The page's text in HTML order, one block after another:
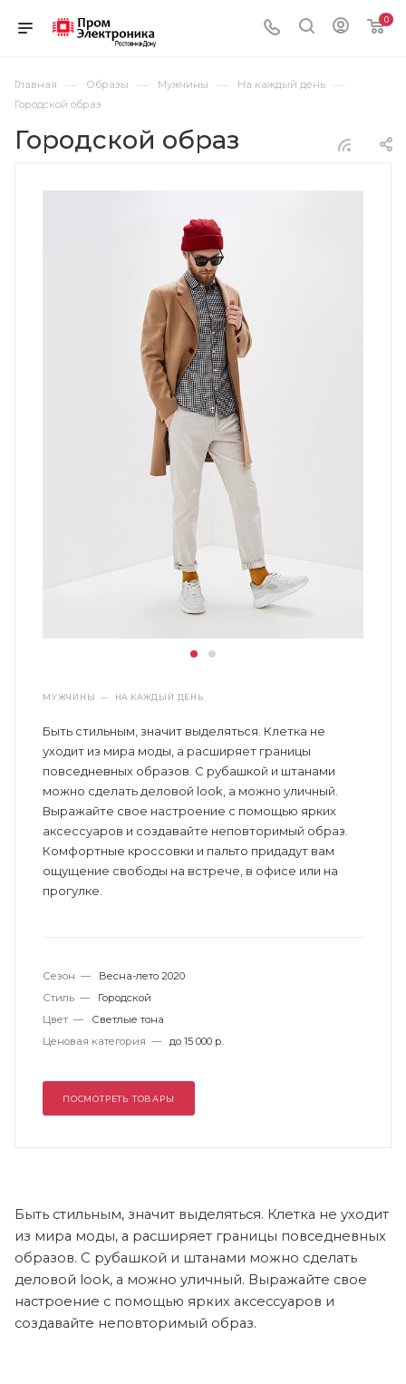
0
Главная — Образы — Мужчины — На каждый день —
Городской образ
Городской образ
МУЖЧИНЫ— НА КАЖДЫЙ ДЕНЬ
Быть стильным, значит выделяться. Клетка не
уходит из мира моды, а расширяет границы
повседневных образов. С рубашкой и штанами
можно сделать деловой look, а можно уличный.
Выражайте свое настроение с помощью ярких
аксессуаров и создавайте неповторимый образ.
Комфортные кроссовки и пальто придадут вам
ощущение свободы на встрече, в офисе или на
прогулке.
Сезон —
Весна-лето 2020
Стиль —
Городской
Цвет —
Светлые тона
Ценовая категория — до 15 000 р.
ПОСМОТРЕТЬ ТОВАРЫ
Быть стильным, значит выделяться. Клетка не уходит
из мира моды, а расширяет границы повседневных
образов. С рубашкой и штанами можно сделать
деловой look, а можно уличный. Выражайте свое
настроение с помощью ярких аксессуаров и
создавайте неповторимый образ.